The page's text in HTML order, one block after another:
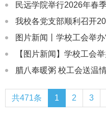
民远学院举行2026年春
腊八奉暖粥 校工会送温
共471条 1 2 3